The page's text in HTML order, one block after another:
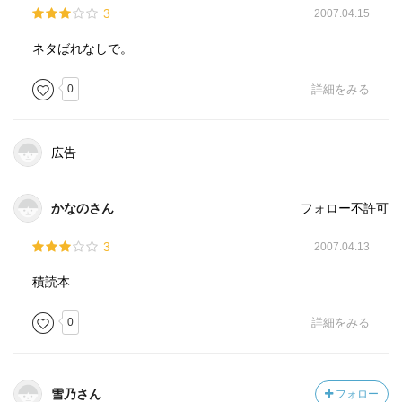
3 2007.04.15
ネタばれなしで。
0 詳細をみる
広告
かなのさん フォロー不許可
3 2007.04.13
積読本
0 詳細をみる
雪乃さん フォロー